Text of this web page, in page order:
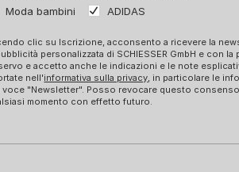
Moda bambini
ADIDAS
clic su Iscrizione, acconsento a ricevere la
personalizzata di SCHIESSER GmbH e con la
e accetto anche le indicazioni e le note
nell'informativa sulla privacy, in particolare le
voce "Newsletter". Posso revocare questo
momento con effetto futuro.